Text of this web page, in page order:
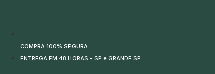
COMPRA 100% SEGURA
ENTREGA EM 48 HORAS - SP e GRANDE SP